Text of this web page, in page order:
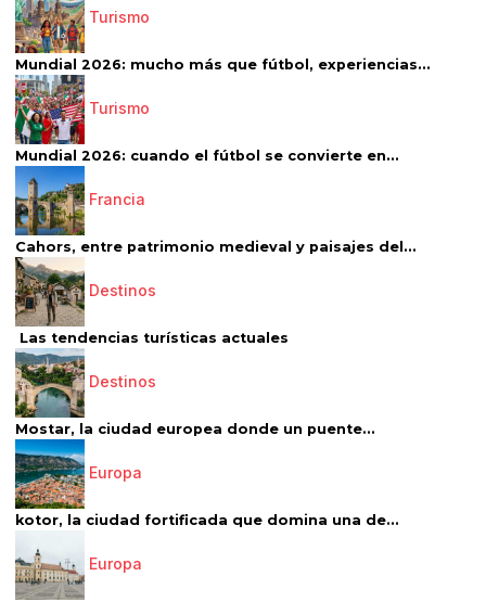
Turismo
Mundial 2026: mucho más que fútbol, experiencias...
Turismo
Mundial 2026: cuando el fútbol se convierte en...
Francia
Cahors, entre patrimonio medieval y paisajes del...
Destinos
Las tendencias turísticas actuales
Destinos
Mostar, la ciudad europea donde un puente...
Europa
kotor, la ciudad fortificada que domina una de...
Europa